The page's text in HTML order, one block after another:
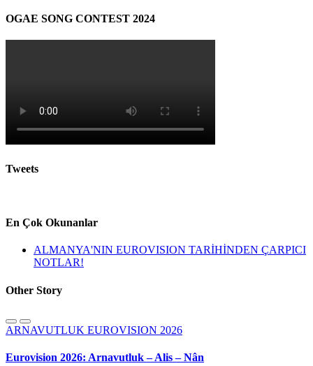
OGAE SONG CONTEST 2024
Tweets
En Çok Okunanlar
ALMANYA'NIN EUROVISION TARİHİNDEN ÇARPICI
NOTLAR!
Other Story
ARNAVUTLUK EUROVISION 2026
Eurovision 2026: Arnavutluk – Alis – Nân